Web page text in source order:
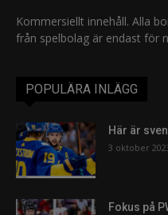
Kommersiellt innehåll. Alla
från spelbolag är endast för
POPULÄRA INLÄGG
Här är
3 oktober
Fokus på